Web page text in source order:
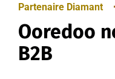
Partenaire Diamant
Ooredoo
B2B